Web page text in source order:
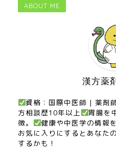
ABOUT ME
漢方薬
資格：国際中医師 | 薬剤
方相談歴10年以上
胃腸を
徴。
健康や中医学の情報
お気に入りにするとあなた
するかも！